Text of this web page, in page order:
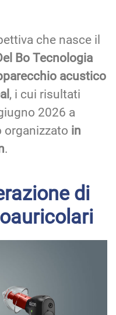
che nasce il
Bo Tecnologia
acustico
, i cui risultati
2026 a
organizzato in
.
di